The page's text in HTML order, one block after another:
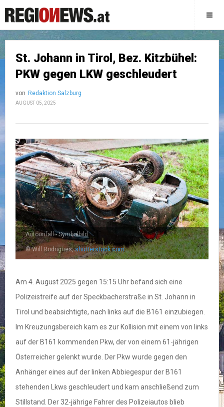
St. Johann in Tirol, Bez. Kitzbühel:
PKW gegen LKW geschleudert
von Redaktion Salzburg
AUGUST 05, 2025
Autounfall - Symbolbild
© Will Rodrigues,shutterstock.com
Am 4. August 2025 gegen 15:15 Uhr befand sich eine
Polizeistreife auf der Speckbacherstraße in St. Johann in
Tirol und beabsichtigte, nach links auf die B161 einzubiegen.
Im Kreuzungsbereich kam es zur Kollision mit einem von links
auf der B161 kommenden Pkw, der von einem 61-jährigen
Österreicher gelenkt wurde. Der Pkw wurde gegen den
Anhänger eines auf der linken Abbiegespur der B161
stehenden Lkws geschleudert und kam anschließend zum
Stillstand. Der 32-jährige Fahrer des Polizeiautos blieb